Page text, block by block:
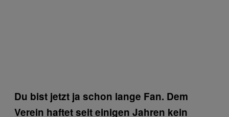
Du bist jetzt ja schon lange Fan. Dem
Verein haftet seit einigen Jahren kein